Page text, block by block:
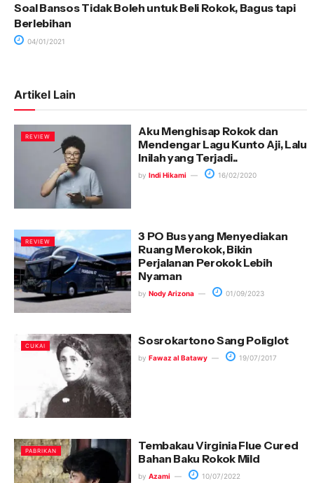
Soal Bansos Tidak Boleh untuk Beli Rokok, Bagus tapi
Berlebihan
04/01/2021
Artikel Lain
REVIEW
Aku Menghisap Rokok dan
Mendengar Lagu Kunto Aji, Lalu
Inilah yang Terjadi..
by Indi Hikami 16/02/2020
REVIEW
3 PO Bus yang Menyediakan
Ruang Merokok, Bikin
Perjalanan Perokok Lebih
Nyaman
by Nody Arizona 01/09/2023
CUKAI Sosrokartono Sang Poliglot
by Fawaz al Batawy 19/07/2017
PABRIKAN
Tembakau Virginia Flue Cured
Bahan Baku Rokok Mild
by Azami 10/07/2022